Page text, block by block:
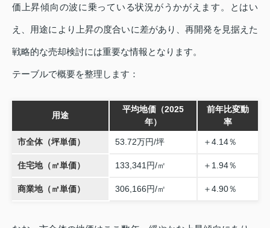
価上昇傾向の波に乗っている状況がうかがえます。とはい
え、用途により上昇の度合いに差があり、再開発を見据えた
戦略的な売却検討には重要な情報となります。
テーブルで概要を整理します：
用途
平均地価（2025
年）
前年比変動
率
市全体（坪単価） 53.72万円/坪 ＋4.14％
住宅地（㎡単価） 133,341円/㎡ ＋1.94％
商業地（㎡単価） 306,166円/㎡ ＋4.90％